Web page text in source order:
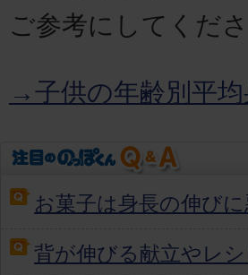
ご参考にしてくださ
→子供の年齢別平均
お菓子は身長の伸び
背が伸びる献立やレ